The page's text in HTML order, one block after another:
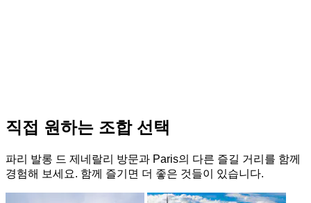
직접 원하는 조합 선택
파리 발롱 드 제네랄리 방문과 Paris의 다른 즐길 거리를 함께
경험해 보세요. 함께 즐기면 더 좋은 것들이 있습니다.